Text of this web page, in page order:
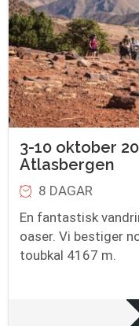
3-10 oktober
Atlasbergen
8 DAGAR
En fantastisk
oaser. Vi bestiger
toubkal 4167 m.